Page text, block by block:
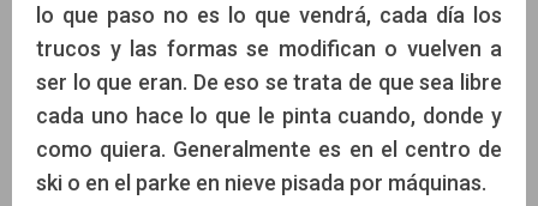
lo que paso no es lo que vendrá, cada día los
trucos y las formas se modifican o vuelven a
ser lo que eran. De eso se trata de que sea libre
cada uno hace lo que le pinta cuando, donde y
como quiera. Generalmente es en el centro de
ski o en el parke en nieve pisada por máquinas.